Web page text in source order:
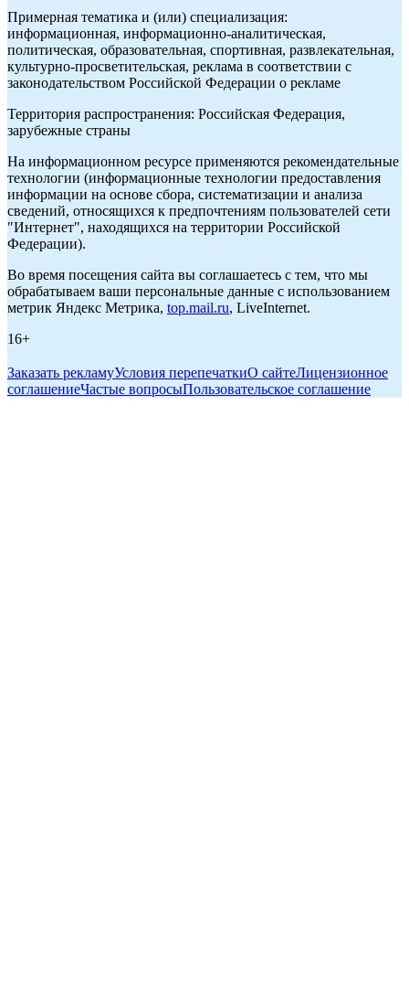
Примерная тематика и (или) специализация:
информационная, информационно-аналитическая,
политическая, образовательная, спортивная, развлекательная,
культурно-просветительская, реклама в соответствии с
законодательством Российской Федерации о рекламе
Территория распространения: Российская Федерация,
зарубежные страны
На информационном ресурсе применяются рекомендательные
технологии (информационные технологии предоставления
информации на основе сбора, систематизации и анализа
сведений, относящихся к предпочтениям пользователей сети
"Интернет", находящихся на территории Российской
Федерации).
Во время посещения сайта вы соглашаетесь с тем, что мы
обрабатываем ваши персональные данные с использованием
метрик Яндекс Метрика, top.mail.ru, LiveInternet.
16+
Заказать рекламуУсловия перепечаткиО сайтеЛицензионное
соглашениеЧастые вопросыПользовательское соглашение